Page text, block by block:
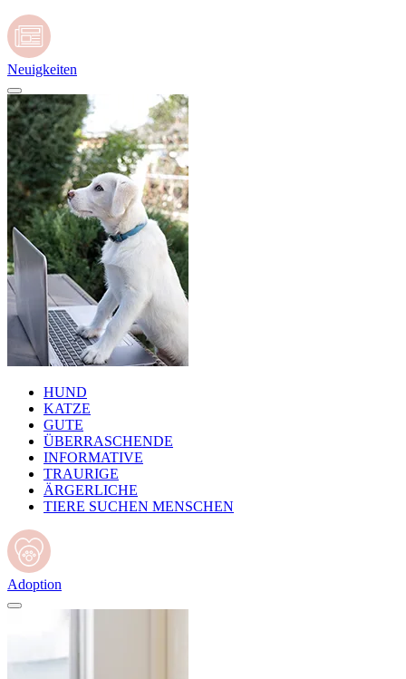
Neuigkeiten
HUND
KATZE
GUTE
ÜBERRASCHENDE
INFORMATIVE
TRAURIGE
ÄRGERLICHE
TIERE SUCHEN MENSCHEN
Adoption